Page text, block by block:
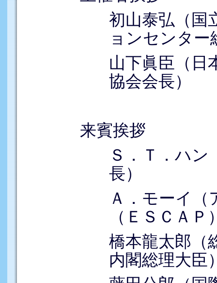
初山泰弘（国
ョンセンター
山下眞臣（日
協会会長）
来賓挨拶
Ｓ．Ｔ．ハン
長）
Ａ．モーイ（
（ＥＳＣＡＰ
橋本龍太郎（
内閣総理大臣